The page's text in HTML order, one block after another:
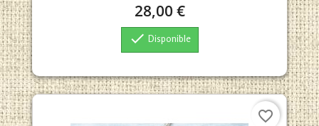
28,00 €
 Disponible
favorite_border